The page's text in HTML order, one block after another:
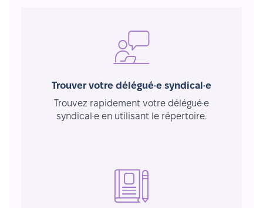
Trouver votre délégué·e syndical·e
Trouvez rapidement votre délégué·e
syndical·e en utilisant le répertoire.